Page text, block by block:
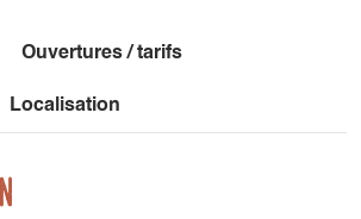
Ouvertures / tarifs
Localisation